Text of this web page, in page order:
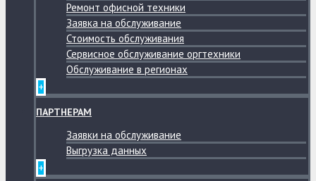
Ремонт офисной техники
Заявка на обслуживание
Стоимость обслуживания
Сервисное обслуживание оргтехники
Обслуживание в регионах
+
ПАРТНЕРАМ
Заявки на обслуживание
Выгрузка данных
+